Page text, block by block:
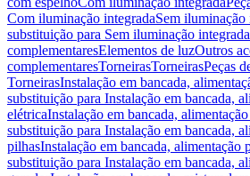
Com iluminação integradaSem iluminação
substituição para Sem iluminação integrada
complementaresElementos de luzOutros
complementaresTorneirasTorneirasPeças
TorneirasInstalação em bancada,
substituição para Instalação em bancada,
elétricaInstalação em bancada,
substituição para Instalação em bancada,
pilhasInstalação em bancada, alimentação
substituição para Instalação em bancada,